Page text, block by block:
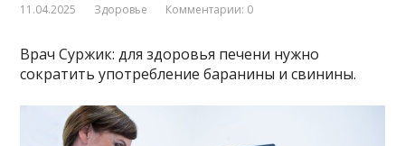
11.04.2025 Здоровье Комментарии: 0
Врач Суржик: для здоровья печени нужно
сократить употребление баранины и свинины.